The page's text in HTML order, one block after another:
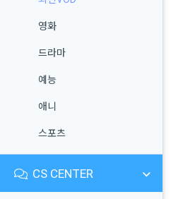
영화
드라마
예능
애니
스포츠
CS CENTER